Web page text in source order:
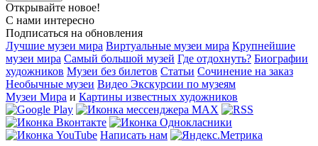
Открывайте новое!
С нами интересно
Подписаться на обновления
Лучшие музеи мира Виртуальные музеи мира Крупнейшие
музеи мира Самый большой музей Где отдохнуть? Биографии
художников Музеи без билетов Статьи Сочинение на заказ
Необычные музеи Видео Экскурсии по музеям
Музеи Мира и Картины известных художников
Написать нам